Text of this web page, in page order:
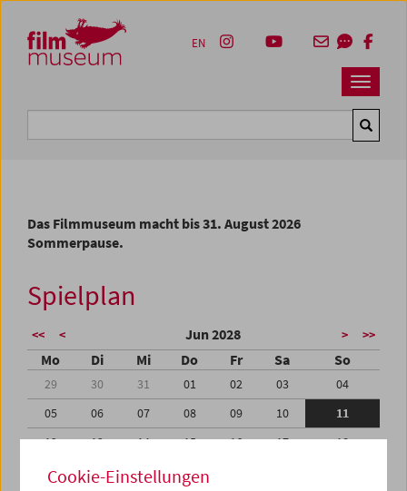
Zum Inhalt
Zum Hauptmenü
Zur Servicenavigation
Zum Suche
Navbar
EN
Das Filmmuseum macht bis 31. August 2026
Sommerpause.
Spielplan
<< < Jun 2028 > >>
Mo Di Mi Do Fr Sa So
29 30 31 01 02 03
04
05
06 07 08 09 10
11
12
13 14 15 16 17
18
19
20 21 22
Cookie-Einstellungen